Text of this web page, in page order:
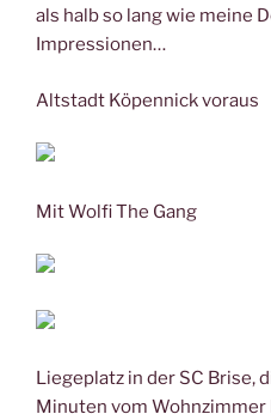
als halb so lang wie meine
Impressionen…
Altstadt Köpennick voraus
Mit Wolfi The Gang
Liegeplatz in der SC Brise,
Minuten vom Wohnzimmer